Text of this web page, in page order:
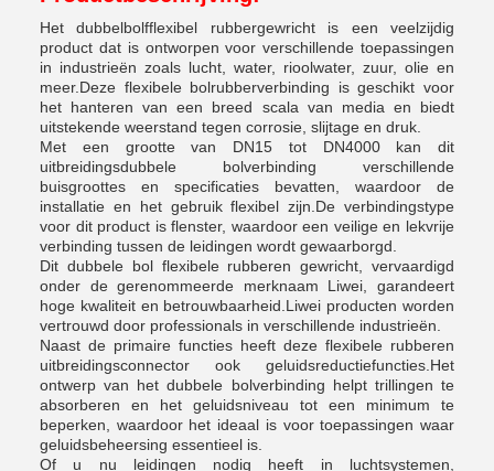
Het dubbelbolfflexibel rubbergewricht is een veelzijdig
product dat is ontworpen voor verschillende toepassingen
in industrieën zoals lucht, water, rioolwater, zuur, olie en
meer.Deze flexibele bolrubberverbinding is geschikt voor
het hanteren van een breed scala van media en biedt
uitstekende weerstand tegen corrosie, slijtage en druk.
Met een grootte van DN15 tot DN4000 kan dit
uitbreidingsdubbele bolverbinding verschillende
buisgroottes en specificaties bevatten, waardoor de
installatie en het gebruik flexibel zijn.De verbindingstype
voor dit product is flenster, waardoor een veilige en lekvrije
verbinding tussen de leidingen wordt gewaarborgd.
Dit dubbele bol flexibele rubberen gewricht, vervaardigd
onder de gerenommeerde merknaam Liwei, garandeert
hoge kwaliteit en betrouwbaarheid.Liwei producten worden
vertrouwd door professionals in verschillende industrieën.
Naast de primaire functies heeft deze flexibele rubberen
uitbreidingsconnector ook geluidsreductiefuncties.Het
ontwerp van het dubbele bolverbinding helpt trillingen te
absorberen en het geluidsniveau tot een minimum te
beperken, waardoor het ideaal is voor toepassingen waar
geluidsbeheersing essentieel is.
Of u nu leidingen nodig heeft in luchtsystemen,